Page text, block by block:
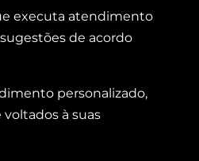
executa atendimento
de acordo
personalizado,
à suas